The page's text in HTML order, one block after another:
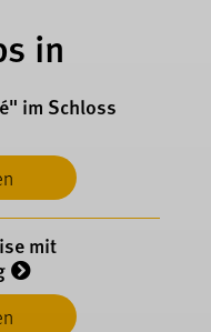
in
im Schloss
mit